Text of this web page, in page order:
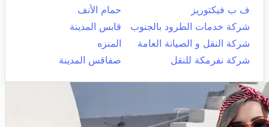
ف ب فيكتوريز
حمام الأنف
شركة خدمات الطرود بالجنوب
قابس المدينة
شركة النقل و الصيانة العامة
المنزه
شركة نفرمكة للنقل
صفاقس المدينة